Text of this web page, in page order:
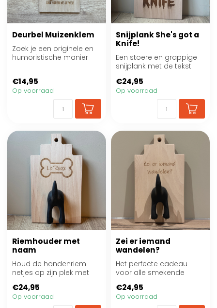
Deurbel Muizenklem
Zoek je een originele en
humoristische manier
€14,95
Op voorraad
Snijplank She's got a
Knife!
Een stoere en grappige
snijplank met de tekst
als orig...
€24,95
Op voorraad
Riemhouder met
naam
Houd de hondenriem
netjes op zijn plek met
met naam
€24,95
Op voorraad
Zei er iemand
wandelen?
Het perfecte cadeau
voor alle smekende
€24,95
Op voorraad